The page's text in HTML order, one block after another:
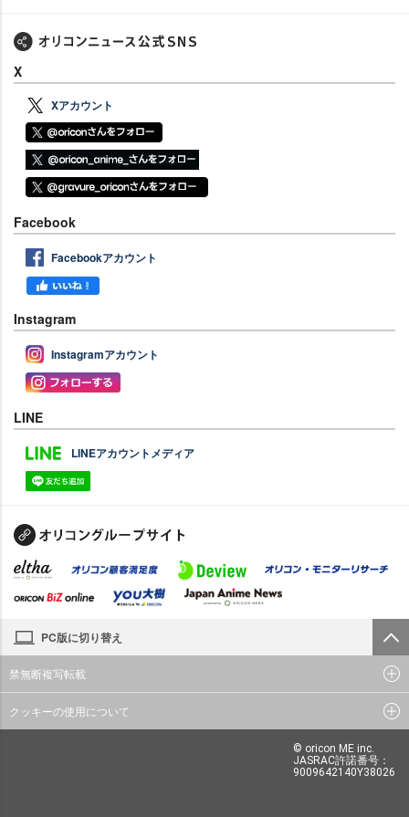
X
Xアカウント
Facebook
Facebookアカウント
Instagram
Instagramアカウント
LINE
LINEアカウントメディア
PC版に切り替え
禁無断複写転載
クッキーの使用について
© oricon ME inc.
JASRAC許諾番号：
9009642140Y38026